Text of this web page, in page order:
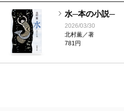
ちている（ええっ、「駅ー、
リフターズのオリジナルでは
ときに憂いをのぞかせながら（
とへの警鐘や、「もし理解出来
水─本の小説─
2026/03/30
北村薫／著
781円